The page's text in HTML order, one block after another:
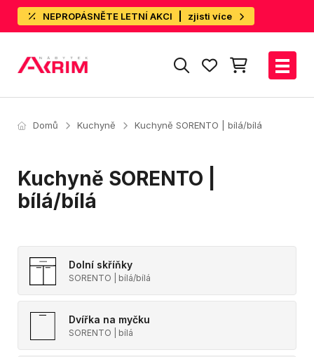
NEPROPÁSNĚTE LETNÍ AKCI zjisti více
Domů Kuchyně Kuchyně SORENTO | bílá/bílá
Kuchyně SORENTO |
bílá/bílá
Dolní skříňky
SORENTO | bílá/bílá
Dvířka na myčku
SORENTO | bílá